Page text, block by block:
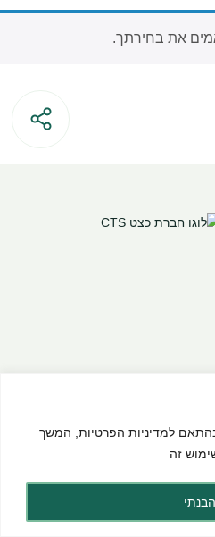
למדיניות הפרטיות , המשך
זה
הבנתי
את בחירתך.
פרטיות